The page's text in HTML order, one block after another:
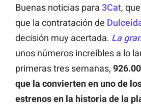
Buenas noticias para 3Cat,
que la contratación de
decisión muy acertada. La
unos números increíbles a lo
primeras tres semanas,
que la convierten en uno de
estrenos en la historia de la